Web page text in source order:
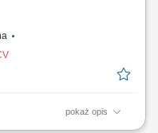
pokaż opis
montersko-ślusarskich